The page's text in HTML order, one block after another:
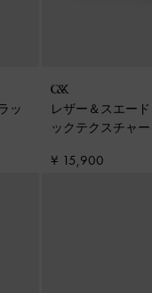
ッ
レザー＆スエー
ックテクスチャー
¥ 15,900